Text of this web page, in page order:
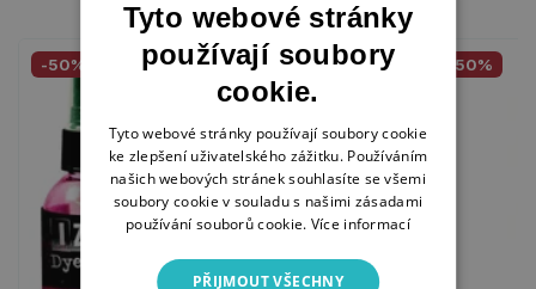
-50% -50%
Tyto webové stránky
používají soubory
cookie.
Tyto webové stránky používají soubory cookie
ke zlepšení uživatelského zážitku. Používáním
našich webových stránek souhlasíte se všemi
soubory cookie v souladu s našimi zásadami
používání souborů cookie. Více informací
PŘIJMOUT VŠECHNY